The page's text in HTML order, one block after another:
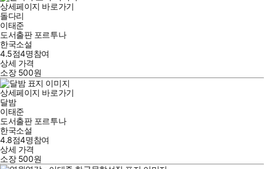
상세페이지 바로가기
돌다리
이태준
도서출판 포르투나
한국소설
4.5점4명참여
상세 가격
소장 500원
상세페이지 바로가기
달밤
이태준
도서출판 포르투나
한국소설
4.8점4명참여
상세 가격
소장 500원